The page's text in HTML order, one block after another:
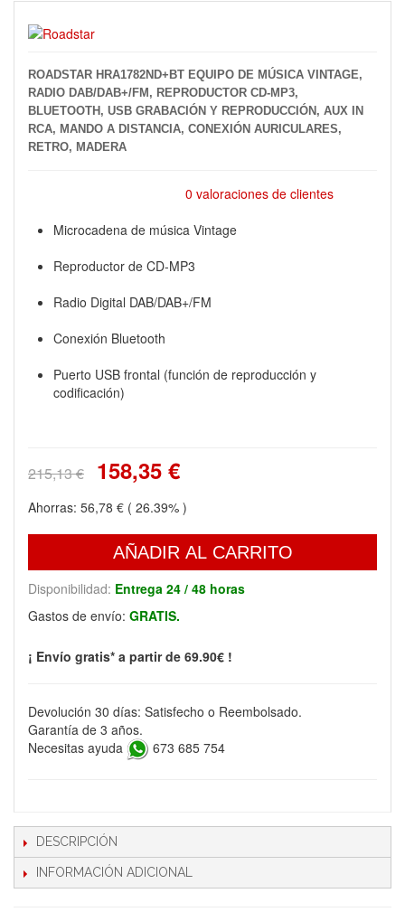
ROADSTAR HRA1782ND+BT EQUIPO DE MÚSICA VINTAGE,
RADIO DAB/DAB+/FM, REPRODUCTOR CD-MP3,
BLUETOOTH, USB GRABACIÓN Y REPRODUCCIÓN, AUX IN
RCA, MANDO A DISTANCIA, CONEXIÓN AURICULARES,
RETRO, MADERA
0 valoraciones de clientes
Microcadena de música Vintage
Reproductor de CD-MP3
Radio Digital DAB/DAB+/FM
Conexión Bluetooth
Puerto USB frontal (función de reproducción y
codificación)
215,13 € 158,35 €
Ahorras: 56,78 € ( 26.39% )
AÑADIR AL CARRITO
Disponibilidad: Entrega 24 / 48 horas
Gastos de envío: GRATIS.
¡ Envío gratis* a partir de 69.90€ !
Devolución 30 días: Satisfecho o Reembolsado.
Garantía de 3 años.
Necesitas ayuda
673 685 754
DESCRIPCIÓN
INFORMACIÓN ADICIONAL